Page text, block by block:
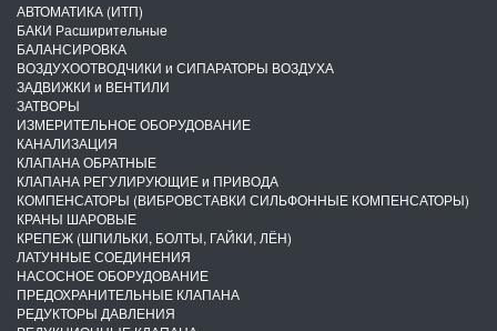
АВТОМАТИКА (ИТП)
БАКИ Расширительные
БАЛАНСИРОВКА
ВОЗДУХООТВОДЧИКИ и СИПАРАТОРЫ ВОЗДУХА
ЗАДВИЖКИ и ВЕНТИЛИ
ЗАТВОРЫ
ИЗМЕРИТЕЛЬНОЕ ОБОРУДОВАНИЕ
КАНАЛИЗАЦИЯ
КЛАПАНА ОБРАТНЫЕ
КЛАПАНА РЕГУЛИРУЮЩИЕ и ПРИВОДА
КОМПЕНСАТОРЫ (ВИБРОВСТАВКИ СИЛЬФОННЫЕ КОМПЕНСАТОРЫ)
КРАНЫ ШАРОВЫЕ
КРЕПЕЖ (ШПИЛЬКИ, БОЛТЫ, ГАЙКИ, ЛЁН)
ЛАТУННЫЕ СОЕДИНЕНИЯ
НАСОСНОЕ ОБОРУДОВАНИЕ
ПРЕДОХРАНИТЕЛЬНЫЕ КЛАПАНА
РЕДУКТОРЫ ДАВЛЕНИЯ